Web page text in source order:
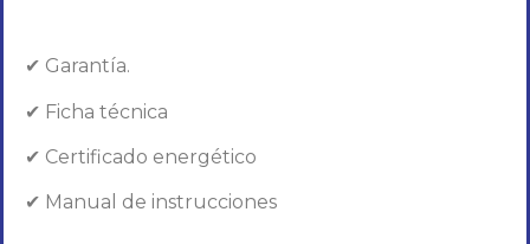
✔ Garantía.
✔ Ficha técnica
✔ Certificado energético
✔ Manual de instrucciones